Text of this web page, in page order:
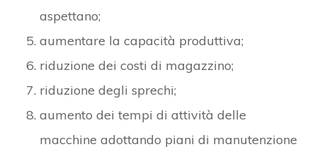
aspettano;
aumentare la capacità produttiva;
riduzione dei costi di magazzino;
riduzione degli sprechi;
aumento dei tempi di attività delle
macchine adottando piani di manutenzione